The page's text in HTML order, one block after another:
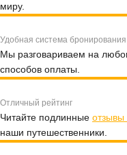
миру.
Удобная система бронирования
Мы разговариваем на
способов оплаты.
Отличный рейтинг
Читайте подлинные отзывы
наши путешественники.